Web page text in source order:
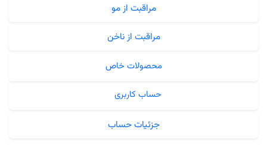
مراقبت از مو
مراقبت از ناخن
محصولات خاص
حساب کاربری
جزئیات حساب